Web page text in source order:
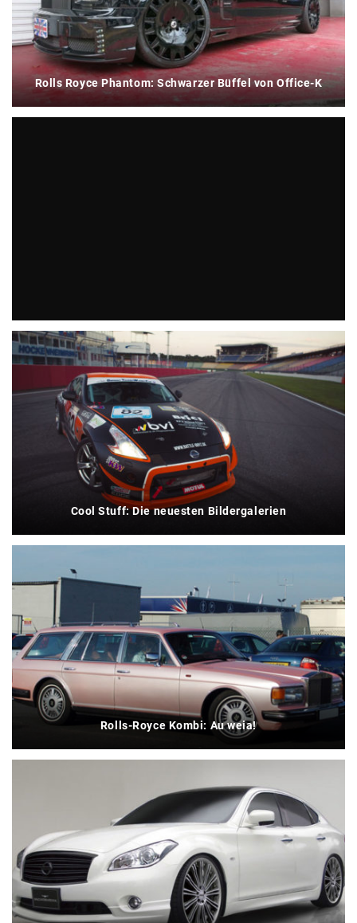
Rolls Royce Phantom: Schwarzer Büffel von Office-K
Ominöser Rolls Royce Prototyp steht zum Verkauf
Cool Stuff: Die neuesten Bildergalerien
Rolls-Royce Kombi: Au weia!